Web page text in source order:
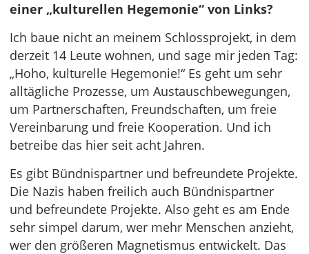
einer „kulturellen Hegemonie“ von Links?
Ich baue nicht an meinem Schlossprojekt, in dem
derzeit 14 Leute wohnen, und sage mir jeden Tag:
„Hoho, kulturelle Hegemonie!“ Es geht um sehr
alltägliche Prozesse, um Austauschbewegungen,
um Partnerschaften, Freundschaften, um freie
Vereinbarung und freie Kooperation. Und ich
betreibe das hier seit acht Jahren.
Es gibt Bündnispartner und befreundete Projekte.
Die Nazis haben freilich auch Bündnispartner
und befreundete Projekte. Also geht es am Ende
sehr simpel darum, wer mehr Menschen anzieht,
wer den größeren Magnetismus entwickelt. Das